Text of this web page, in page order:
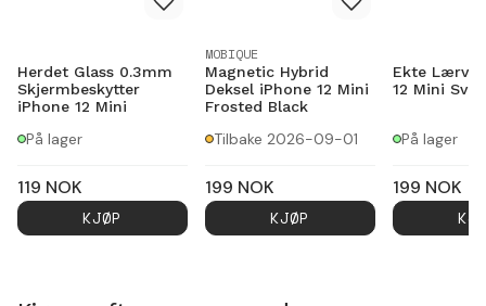
Herdet Glass 0.3mm
Skjermbeskytter
iPhone 12 Mini
På lager
119 NOK
KJØP
MOBIQUE
Magnetic Hybrid
Deksel iPhone 12 Mini
Frosted Black
Tilbake 2026-09-01
199 NOK
KJØP
Ekte
12 Mini
På lager
199 NOK